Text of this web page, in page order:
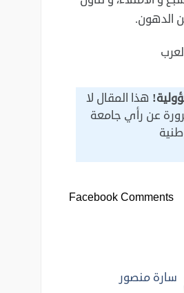
الدهون.
هذا المقال لا
عن رأي جامعة
Facebook Comments
سارة منصور